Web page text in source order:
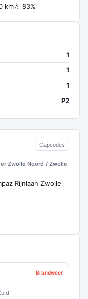
Capcodes
Zwolle Noord / Zwolle
Rijnlaan Zwolle
Brandweer
km💧 83%
1
1
1
P2